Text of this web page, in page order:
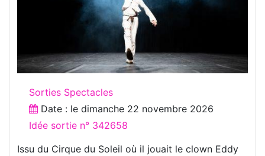
Sorties Spectacles
Date : le dimanche 22 novembre 2026
Idée sortie n° 342658
Issu du Cirque du Soleil où il jouait le clown Eddy